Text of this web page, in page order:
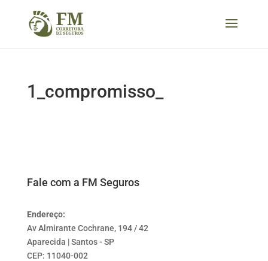
1_compromisso_
Fale com a FM Seguros
Endereço:
Av Almirante Cochrane, 194 / 42
Aparecida | Santos - SP
CEP: 11040-002